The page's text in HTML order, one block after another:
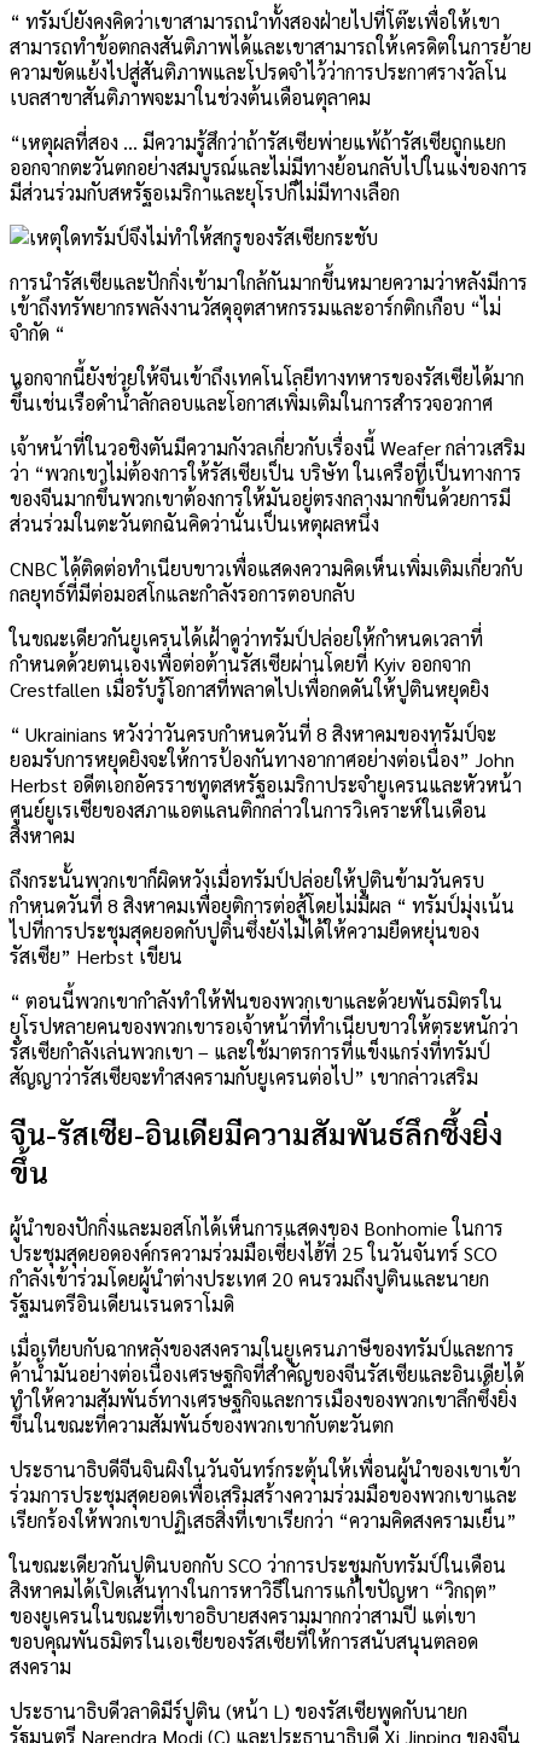
“ ทรัมป์ยังคงคิดว่าเขาสามารถนำทั้งสองฝ่ายไปที่โต๊ะเพื่อให้เขา
สามารถทำข้อตกลงสันติภาพได้และเขาสามารถให้เครดิตในการย้าย
ความขัดแย้งไปสู่สันติภาพและโปรดจำไว้ว่าการประกาศรางวัลโน
เบลสาขาสันติภาพจะมาในช่วงต้นเดือนตุลาคม
“เหตุผลที่สอง … มีความรู้สึกว่าถ้ารัสเซียพ่ายแพ้ถ้ารัสเซียถูกแยก
ออกจากตะวันตกอย่างสมบูรณ์และไม่มีทางย้อนกลับไปในแง่ของการ
มีส่วนร่วมกับสหรัฐอเมริกาและยุโรปก็ไม่มีทางเลือก
การนำรัสเซียและปักกิ่งเข้ามาใกล้กันมากขึ้นหมายความว่าหลังมีการ
เข้าถึงทรัพยากรพลังงานวัสดุอุตสาหกรรมและอาร์กติกเกือบ “ไม่
จำกัด “
นอกจากนี้ยังช่วยให้จีนเข้าถึงเทคโนโลยีทางทหารของรัสเซียได้มาก
ขึ้นเช่นเรือดำน้ำลักลอบและโอกาสเพิ่มเติมในการสำรวจอวกาศ
เจ้าหน้าที่ในวอชิงตันมีความกังวลเกี่ยวกับเรื่องนี้ Weafer กล่าวเสริม
ว่า “พวกเขาไม่ต้องการให้รัสเซียเป็น บริษัท ในเครือที่เป็นทางการ
ของจีนมากขึ้นพวกเขาต้องการให้มันอยู่ตรงกลางมากขึ้นด้วยการมี
ส่วนร่วมในตะวันตกฉันคิดว่านั่นเป็นเหตุผลหนึ่ง
CNBC ได้ติดต่อทำเนียบขาวเพื่อแสดงความคิดเห็นเพิ่มเติมเกี่ยวกับ
กลยุทธ์ที่มีต่อมอสโกและกำลังรอการตอบกลับ
ในขณะเดียวกันยูเครนได้เฝ้าดูว่าทรัมป์ปล่อยให้กำหนดเวลาที่
กำหนดด้วยตนเองเพื่อต่อต้านรัสเซียผ่านโดยที่ Kyiv ออกจาก
Crestfallen เมื่อรับรู้โอกาสที่พลาดไปเพื่อกดดันให้ปูตินหยุดยิง
“ Ukrainians หวังว่าวันครบกำหนดวันที่ 8 สิงหาคมของทรัมป์จะ
ยอมรับการหยุดยิงจะให้การป้องกันทางอากาศอย่างต่อเนื่อง” John
Herbst อดีตเอกอัครราชทูตสหรัฐอเมริกาประจำยูเครนและหัวหน้า
ศูนย์ยูเรเซียของสภาแอตแลนติกกล่าวในการวิเคราะห์ในเดือน
สิงหาคม
ถึงกระนั้นพวกเขาก็ผิดหวังเมื่อทรัมป์ปล่อยให้ปูตินข้ามวันครบ
กำหนดวันที่ 8 สิงหาคมเพื่อยุติการต่อสู้โดยไม่มีผล “ ทรัมป์มุ่งเน้น
ไปที่การประชุมสุดยอดกับปูตินซึ่งยังไม่ได้ให้ความยืดหยุ่นของ
รัสเซีย” Herbst เขียน
“ ตอนนี้พวกเขากำลังทำให้ฟันของพวกเขาและด้วยพันธมิตรใน
ยุโรปหลายคนของพวกเขารอเจ้าหน้าที่ทำเนียบขาวให้ตระหนักว่า
รัสเซียกำลังเล่นพวกเขา – และใช้มาตรการที่แข็งแกร่งที่ทรัมป์
สัญญาว่ารัสเซียจะทำสงครามกับยูเครนต่อไป” เขากล่าวเสริม
จีน-รัสเซีย-อินเดียมีความสัมพันธ์ลึกซึ้งยิ่ง
ขึ้น
ผู้นำของปักกิ่งและมอสโกได้เห็นการแสดงของ Bonhomie ในการ
ประชุมสุดยอดองค์กรความร่วมมือเซี่ยงไฮ้ที่ 25 ในวันจันทร์ SCO
กำลังเข้าร่วมโดยผู้นำต่างประเทศ 20 คนรวมถึงปูตินและนายก
รัฐมนตรีอินเดียนเรนดราโมดิ
เมื่อเทียบกับฉากหลังของสงครามในยูเครนภาษีของทรัมป์และการ
ค้าน้ำมันอย่างต่อเนื่องเศรษฐกิจที่สำคัญของจีนรัสเซียและอินเดียได้
ทำให้ความสัมพันธ์ทางเศรษฐกิจและการเมืองของพวกเขาลึกซึ้งยิ่ง
ขึ้นในขณะที่ความสัมพันธ์ของพวกเขากับตะวันตก
ประธานาธิบดีจีนจินผิงในวันจันทร์กระตุ้นให้เพื่อนผู้นำของเขาเข้า
ร่วมการประชุมสุดยอดเพื่อเสริมสร้างความร่วมมือของพวกเขาและ
เรียกร้องให้พวกเขาปฏิเสธสิ่งที่เขาเรียกว่า “ความคิดสงครามเย็น”
ในขณะเดียวกันปูตินบอกกับ SCO ว่าการประชุมกับทรัมป์ในเดือน
สิงหาคมได้เปิดเส้นทางในการหาวิธีในการแก้ไขปัญหา “วิกฤต”
ของยูเครนในขณะที่เขาอธิบายสงครามมากกว่าสามปี แต่เขา
ขอบคุณพันธมิตรในเอเชียของรัสเซียที่ให้การสนับสนุนตลอด
สงคราม
ประธานาธิบดีวลาดิมีร์ปูติน (หน้า L) ของรัสเซียพูดกับนายก
รัฐมนตรี Narendra Modi (C) และประธานาธิบดี Xi Jinping ของจีน